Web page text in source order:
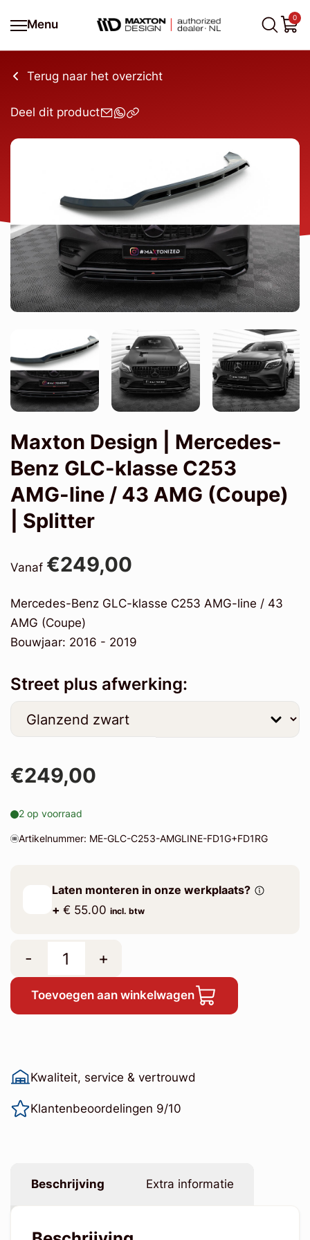
Menu
0
Terug naar het overzicht
Deel dit product
Maxton Design | Mercedes-
Benz GLC-klasse C253
AMG-line / 43 AMG (Coupe)
| Splitter
Vanaf €249,00
Mercedes-Benz GLC-klasse C253 AMG-line / 43
AMG (Coupe)
Bouwjaar: 2016 - 2019
Street plus afwerking:
€249,00
2 op voorraad
Artikelnummer: ME-GLC-C253-AMGLINE-FD1G+FD1RG
Laten monteren in onze werkplaats?
+ € 55.00 incl. btw
- +
Toevoegen aan winkelwagen
Kwaliteit, service & vertrouwd
Klantenbeoordelingen 9/10
Beschrijving Extra informatie